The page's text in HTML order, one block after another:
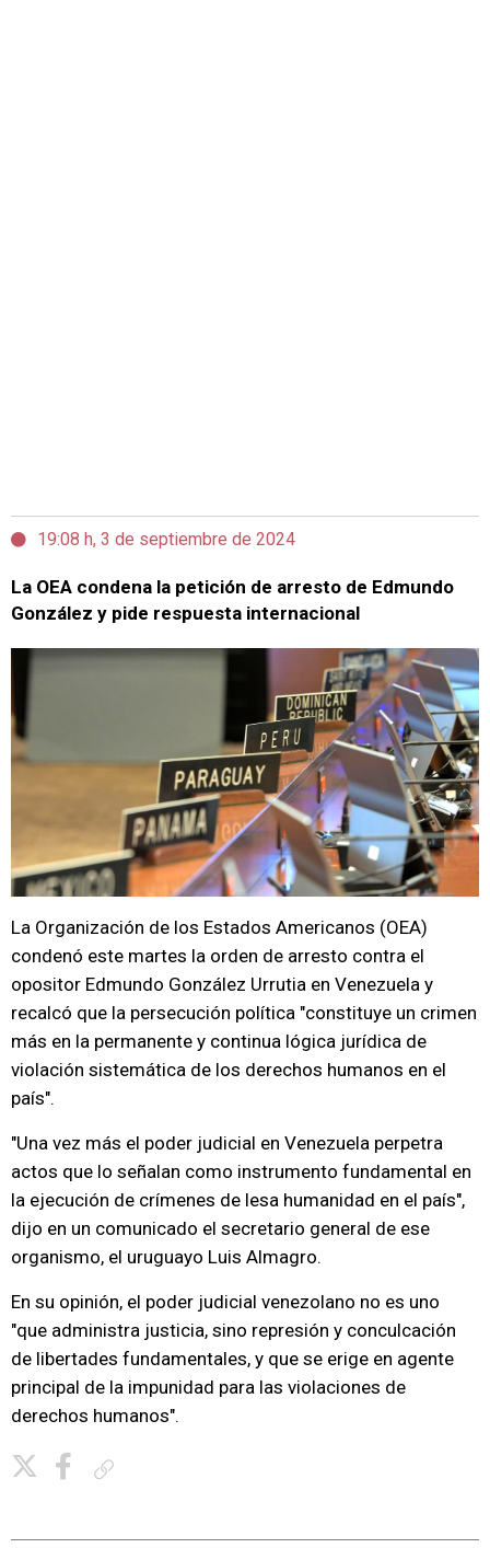
19:08 h, 3 de septiembre de 2024
La OEA condena la petición de arresto de Edmundo
González y pide respuesta internacional
La Organización de los Estados Americanos (OEA)
condenó este martes la orden de arresto contra el
opositor Edmundo González Urrutia en Venezuela y
recalcó que la persecución política "constituye un crimen
más en la permanente y continua lógica jurídica de
violación sistemática de los derechos humanos en el
país".
"Una vez más el poder judicial en Venezuela perpetra
actos que lo señalan como instrumento fundamental en
la ejecución de crímenes de lesa humanidad en el país",
dijo en un comunicado el secretario general de ese
organismo, el uruguayo Luis Almagro.
En su opinión, el poder judicial venezolano no es uno
"que administra justicia, sino represión y conculcación
de libertades fundamentales, y que se erige en agente
principal de la impunidad para las violaciones de
derechos humanos".